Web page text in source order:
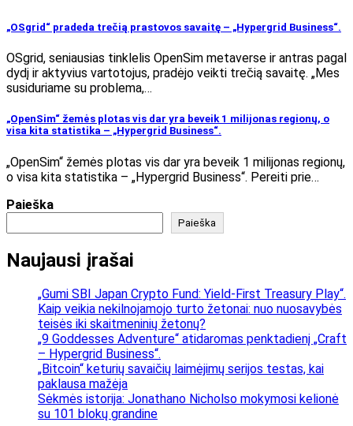
„OSgrid“ pradeda trečią prastovos savaitę – „Hypergrid Business“.
OSgrid, seniausias tinklelis OpenSim metaverse ir antras pagal
dydį ir aktyvius vartotojus, pradėjo veikti trečią savaitę. „Mes
susiduriame su problema,…
„OpenSim“ žemės plotas vis dar yra beveik 1 milijonas regionų, o
visa kita statistika – „Hypergrid Business“.
„OpenSim“ žemės plotas vis dar yra beveik 1 milijonas regionų,
o visa kita statistika – „Hypergrid Business“. Pereiti prie…
Paieška
Paieška
Naujausi įrašai
„Gumi SBI Japan Crypto Fund: Yield-First Treasury Play“.
Kaip veikia nekilnojamojo turto žetonai: nuo nuosavybės
teisės iki skaitmeninių žetonų?
„9 Goddesses Adventure“ atidaromas penktadienį „Craft
– Hypergrid Business“.
„Bitcoin“ keturių savaičių laimėjimų serijos testas, kai
paklausa mažėja
Sėkmės istorija: Jonathano Nicholso mokymosi kelionė
su 101 blokų grandine